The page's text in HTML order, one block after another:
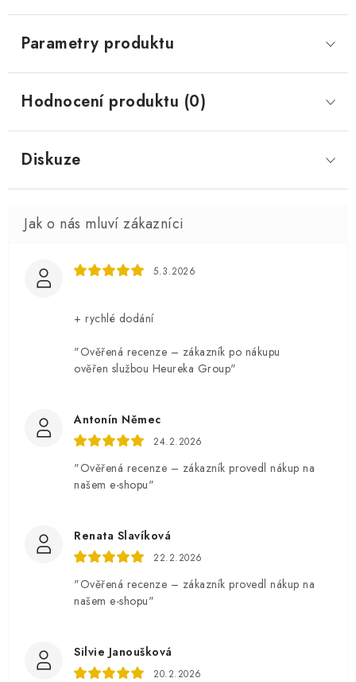
Parametry produktu
Hodnocení produktu (0)
Diskuze
5.3.2026
+ rychlé dodání
"Ověřená recenze – zákazník po nákupu
ověřen službou Heureka Group"
Antonín Němec
24.2.2026
"Ověřená recenze – zákazník provedl nákup na
našem e-shopu"
Renata Slavíková
22.2.2026
"Ověřená recenze – zákazník provedl nákup na
našem e-shopu"
Silvie Janoušková
20.2.2026